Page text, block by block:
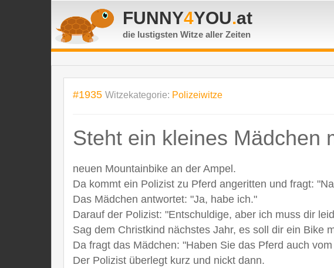
FUNNY4YOU.at
die lustigsten Witze aller Zeiten
#1935 Witzekategorie: Polizeiwitze
Steht ein kleines Mädchen
neuen Mountainbike an der Ampel.
Da kommt ein Polizist zu Pferd angeritten und fragt:
Das Mädchen antwortet: "Ja, habe ich."
Darauf der Polizist: "Entschuldige, aber ich muss dir
Sag dem Christkind nächstes Jahr, es soll dir ein Bike
Da fragt das Mädchen: "Haben Sie das Pferd auch
Der Polizist überlegt kurz und nickt dann.